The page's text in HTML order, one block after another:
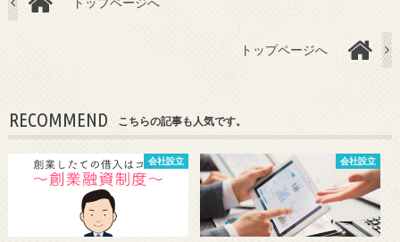
トップページへ
RECOMMEND こちらの記事も人気です。
会社設立 会社設立